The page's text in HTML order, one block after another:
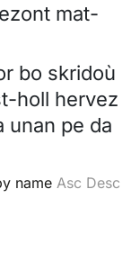
mat-
bo skridoù
holl hervez
unan pe da
name Asc Desc